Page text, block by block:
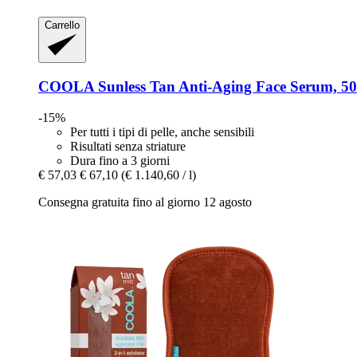
Carrello
COOLA Sunless Tan Anti-​Aging Face Serum,
-15%
Per tutti i tipi di pelle, anche sensibili
Risultati senza striature
Dura fino a 3 giorni
€ 57,03 € 67,10 (€ 1.140,60 / l)
Consegna gratuita fino al giorno 12 agosto